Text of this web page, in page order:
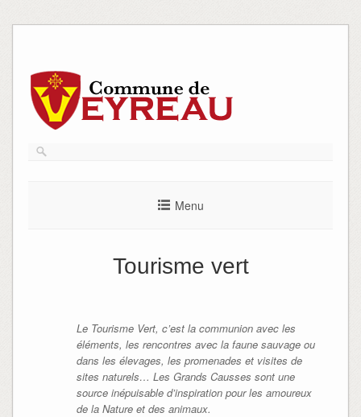
Menu
Tourisme vert
Le Tourisme Vert, c’est la communion avec les
éléments, les rencontres avec la faune sauvage ou
dans les élevages, les promenades et visites de
sites naturels… Les Grands Causses sont une
source inépuisable d’inspiration pour les amoureux
de la Nature et des animaux.